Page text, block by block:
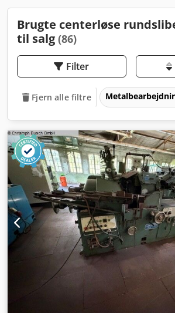
Brugte centerløse
til salg (86)
Filter
Fjern alle filtre